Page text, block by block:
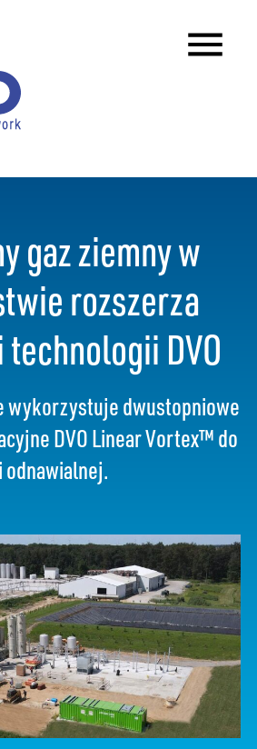
gaz ziemny w
rozszerza
DVO
wykorzystuje dwustopniowe
DVO Linear Vortex™ do